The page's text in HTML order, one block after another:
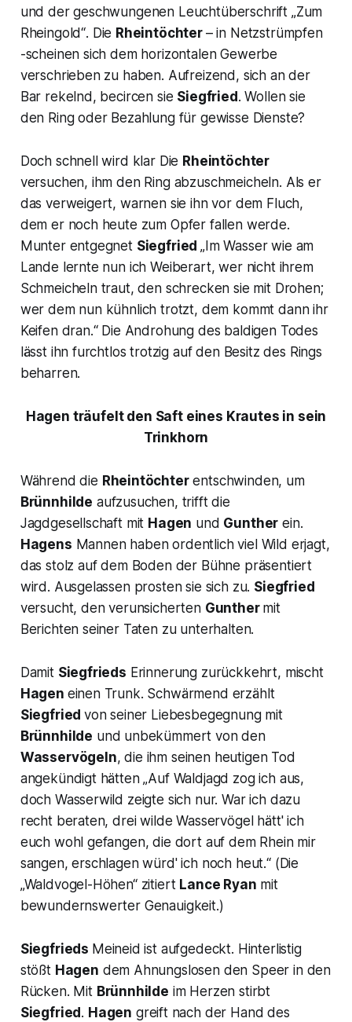
und der geschwungenen Leuchtüberschrift „Zum
Rheingold“. Die Rheintöchter – in Netzstrümpfen
-scheinen sich dem horizontalen Gewerbe
verschrieben zu haben. Aufreizend, sich an der
Bar rekelnd, becircen sie Siegfried . Wollen sie
den Ring oder Bezahlung für gewisse Dienste?
Doch schnell wird klar Die Rheintöchter
versuchen, ihm den Ring abzuschmeicheln. Als er
das verweigert, warnen sie ihn vor dem Fluch,
dem er noch heute zum Opfer fallen werde.
Munter entgegnet Siegfried„Im Wasser wie am
Lande lernte nun ich Weiberart, wer nicht ihrem
Schmeicheln traut, den schrecken sie mit Drohen;
wer dem nun kühnlich trotzt, dem kommt dann ihr
Keifen dran.“ Die Androhung des baldigen Todes
lässt ihn furchtlos trotzig auf den Besitz des Rings
beharren.
Hagen träufelt den Saft eines Krautes in sein
Trinkhorn
Während die Rheintöchterentschwinden, um
Brünnhilde aufzusuchen, trifft die
Jagdgesellschaft mit Hagen und Gunther ein.
Hagens Mannen haben ordentlich viel Wild erjagt,
das stolz auf dem Boden der Bühne präsentiert
wird. Ausgelassen prosten sie sich zu. Siegfried
versucht, den verunsicherten Gunther mit
Berichten seiner Taten zu unterhalten.
Damit Siegfrieds Erinnerung zurückkehrt, mischt
Hagen einen Trunk. Schwärmend erzählt
Siegfriedvon seiner Liebesbegegnung mit
Brünnhilde und unbekümmert von den
Wasservögeln, die ihm seinen heutigen Tod
angekündigt hätten„Auf Waldjagd zog ich aus,
doch Wasserwild zeigte sich nur. War ich dazu
recht beraten, drei wilde Wasservögel hätt' ich
euch wohl gefangen, die dort auf dem Rhein mir
sangen, erschlagen würd' ich noch heut.“ (Die
„Waldvogel-Höhen“ zitiert Lance Ryan mit
bewundernswerter Genauigkeit.)
Siegfrieds Meineid ist aufgedeckt. Hinterlistig
stößt Hagen dem Ahnungslosen den Speer in den
Rücken. Mit Brünnhilde im Herzen stirbt
Siegfried . Hagen greift nach der Hand des